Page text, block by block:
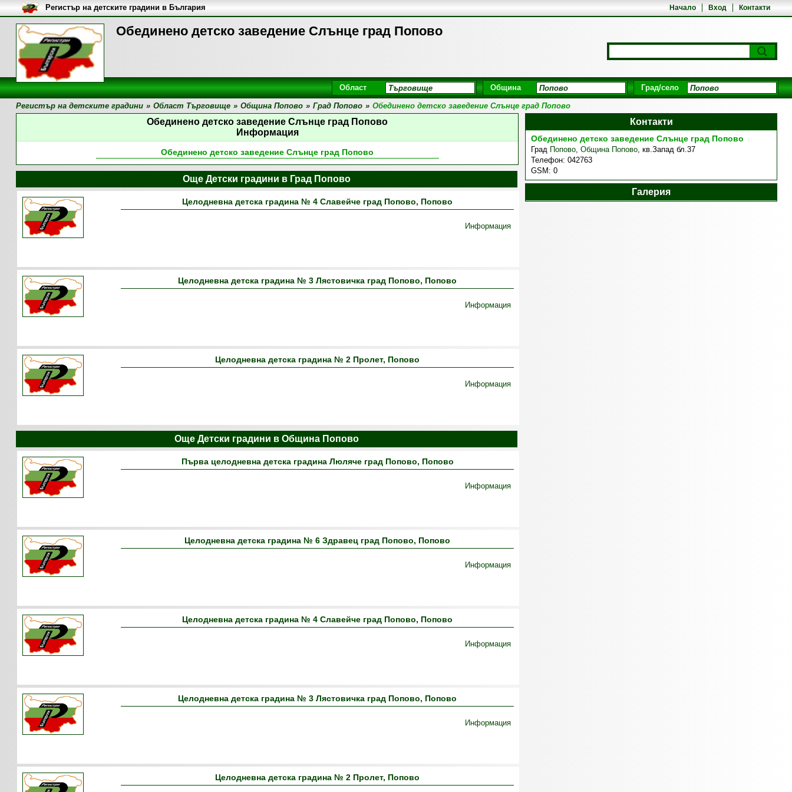
Обединено детско заведение Слънце град Попово
Начало Вход Контакти
Регистър на детските градини в България
Област Община Град/село
Регистър на детските градини » Област Търговище » Община Попово » Град Попово » Обединено детско заведение Слънце град Попово
Обединено детско заведение Слънце град Попово
Информация
Обединено детско заведение Слънце град Попово
Контакти
Обединено детско заведение Слънце град Попово
Град Попово, Община Попово, кв.Запад бл.37
Телефон: 042763
GSM: 0
Галерия
Още Детски градини в Град Попово
Целодневна детска градина № 4 Славейче град Попово, Попово
Информация
Целодневна детска градина № 3 Лястовичка град Попово, Попово
Информация
Целодневна детска градина № 2 Пролет, Попово
Информация
Още Детски градини в Община Попово
Първа целодневна детска градина Люляче град Попово, Попово
Информация
Целодневна детска градина № 6 Здравец град Попово, Попово
Информация
Целодневна детска градина № 4 Славейче град Попово, Попово
Информация
Целодневна детска градина № 3 Лястовичка град Попово, Попово
Информация
Целодневна детска градина № 2 Пролет, Попово